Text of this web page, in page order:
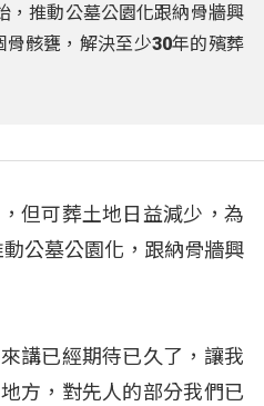
，推動公墓公園化跟納骨牆興
骸甕，解決至少30年的殯葬
但可葬土地日益減少，為
公墓公園化，跟納骨牆興
講已經期待已久了，讓我
方，對先人的部分我們已